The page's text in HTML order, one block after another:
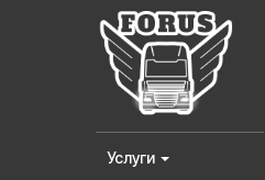
Услуги